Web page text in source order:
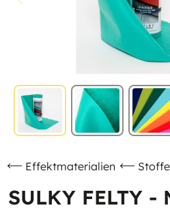
Effektmaterialien
SULKY FELTY -